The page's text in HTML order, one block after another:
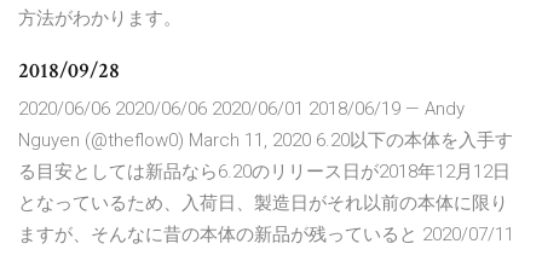
方法がわかります。
2018/09/28
2020/06/06 2020/06/06 2020/06/01 2018/06/19 — Andy
Nguyen (@theflow0) March 11, 2020 6.20以下の本体を入手す
る目安としては新品なら6.20のリリース日が2018年12月12日
となっているため、入荷日、製造日がそれ以前の本体に限り
ますが、そんなに昔の本体の新品が残っていると 2020/07/11